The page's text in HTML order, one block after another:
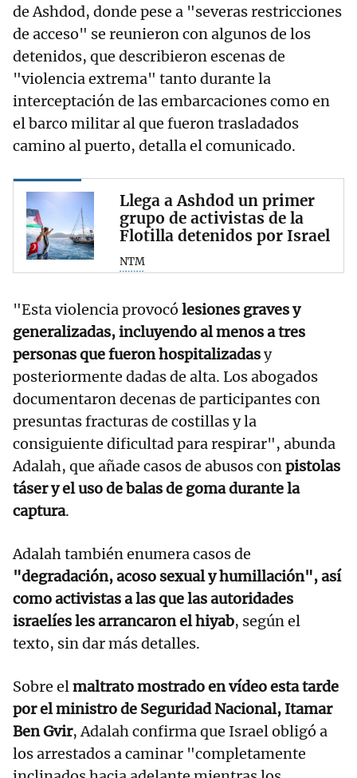
de Ashdod, donde pese a "severas restricciones
de acceso" se reunieron con algunos de los
detenidos, que describieron escenas de
"violencia extrema" tanto durante la
interceptación de las embarcaciones como en
el barco militar al que fueron trasladados
camino al puerto, detalla el comunicado.
Llega a Ashdod un primer
grupo de activistas de la
Flotilla detenidos por Israel
NTM
"Esta violencia provocó lesiones graves y
generalizadas, incluyendo al menos a tres
personas que fueron hospitalizadasy
posteriormente dadas de alta. Los abogados
documentaron decenas de participantes con
presuntas fracturas de costillas y la
consiguiente dificultad para respirar", abunda
Adalah, que añade casos de abusos conpistolas
táser y el uso de balas de goma durante la
captura.
Adalah también enumera casos de
"degradación, acoso sexual y humillación", así
como activistas a las que las autoridades
israelíes les arrancaron el hiyab, según el
texto, sin dar más detalles.
Sobre elmaltrato mostrado en vídeo esta tarde
por el ministro de Seguridad Nacional, Itamar
Ben Gvir, Adalah confirma que Israel obligó a
los arrestados a caminar "completamente